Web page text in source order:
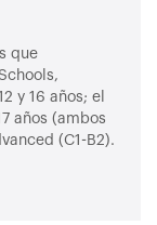
que
y 16 años; el
años (ambos
(C1-B2).